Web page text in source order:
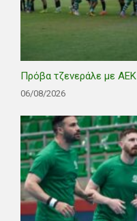
Πρόβα τζενεράλε με ΑΕΚ
06/08/2026